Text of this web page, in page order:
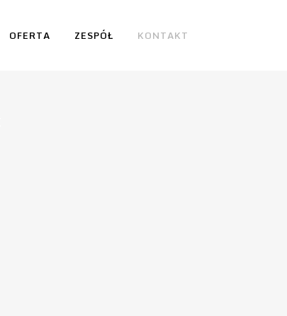
OFERTA ZESPÓŁ KONTAKT